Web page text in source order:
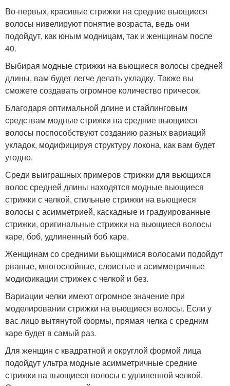
Во-первых, красивые стрижки на средние вьющиеся
волосы нивелируют понятие возраста, ведь они
подойдут, как юным модницам, так и женщинам после
40.
Выбирая модные стрижки на вьющиеся волосы средней
длины, вам будет легче делать укладку. Также вы
сможете создавать огромное количество причесок.
Благодаря оптимальной длине и стайлинговым
средствам модные стрижки на средние вьющиеся
волосы поспособствуют созданию разных вариаций
укладок, модифицируя структуру локона, как вам будет
угодно.
Среди выиграшных примеров стрижки для вьющихся
волос средней длины находятся модные вьющиеся
стрижки с челкой, стильные стрижки на вьющиеся
волосы с асимметрией, каскадные и градуированные
стрижки, оригинальные стрижки на вьющиеся волосы
каре, боб, удлиненный боб каре.
Женщинам со средними вьющимися волосами подойдут
рваные, многослойные, слоистые и асимметричные
модификации стрижек с челкой и без.
Вариации челки имеют огромное значение при
моделировании стрижки на вьющиеся волосы. Если у
вас лицо вытянутой формы, прямая челка с средним
каре будет в самый раз.
Для женщин с квадратной и округлой формой лица
подойдут ультра модные асимметричные средние
стрижки на вьющиеся волосы с удлиненной челкой.